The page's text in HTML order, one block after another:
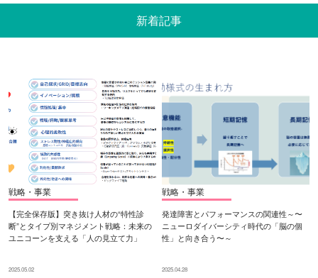
新着記事
戦略・事業
【完全保存版】突き抜け人材の“特性診
断”とタイプ別マネジメント戦略：未来の
ユニコーンを支える「人の見立て力」
2025.05.02
戦略・事業
発達障害とパフォーマンスの関連性～〜
ニューロダイバーシティ時代の「脳の個
性」と向き合う〜～
2025.04.28